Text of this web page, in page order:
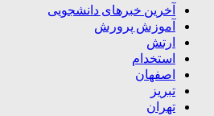
آخرین خبرهای دانشجویی
آموزش پرورش
ارتش
استخدام
اصفهان
تبریز
تهران